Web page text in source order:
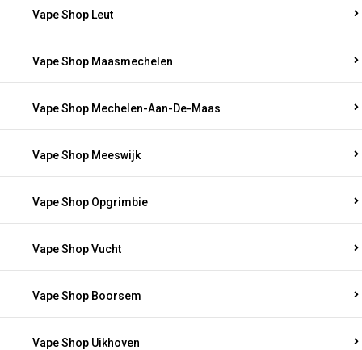
Vape Shop Leut
Vape Shop Maasmechelen
Vape Shop Mechelen-Aan-De-Maas
Vape Shop Meeswijk
Vape Shop Opgrimbie
Vape Shop Vucht
Vape Shop Boorsem
Vape Shop Uikhoven